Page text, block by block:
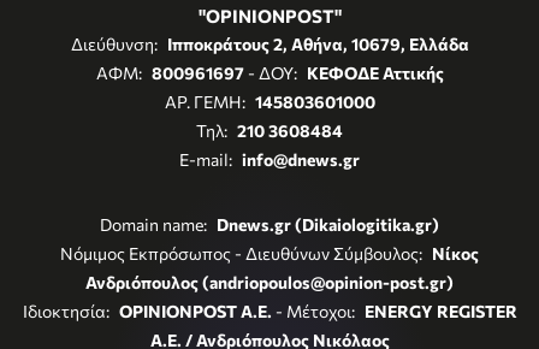
"OPINIONPOST"
Διεύθυνση: Ιπποκράτους 2, Αθήνα, 10679, Ελλάδα
ΑΦΜ: 800961697- ΔΟΥ: ΚΕΦΟΔΕ Αττικής
ΑΡ. ΓΕΜΗ: 145803601000
Τηλ: 210 3608484
E-mail: info@dnews.gr
Domain name: Dnews.gr (Dikaiologitika.gr)
Νόμιμος Εκπρόσωπος - Διευθύνων Σύμβουλος: Νίκος
Ανδριόπουλος (andriopoulos@opinion-post.gr)
Ιδιοκτησία: OPINIONPOST A.E. - Μέτοχοι: ENERGY REGISTER
Α.Ε. / Ανδριόπουλος Νικόλαος